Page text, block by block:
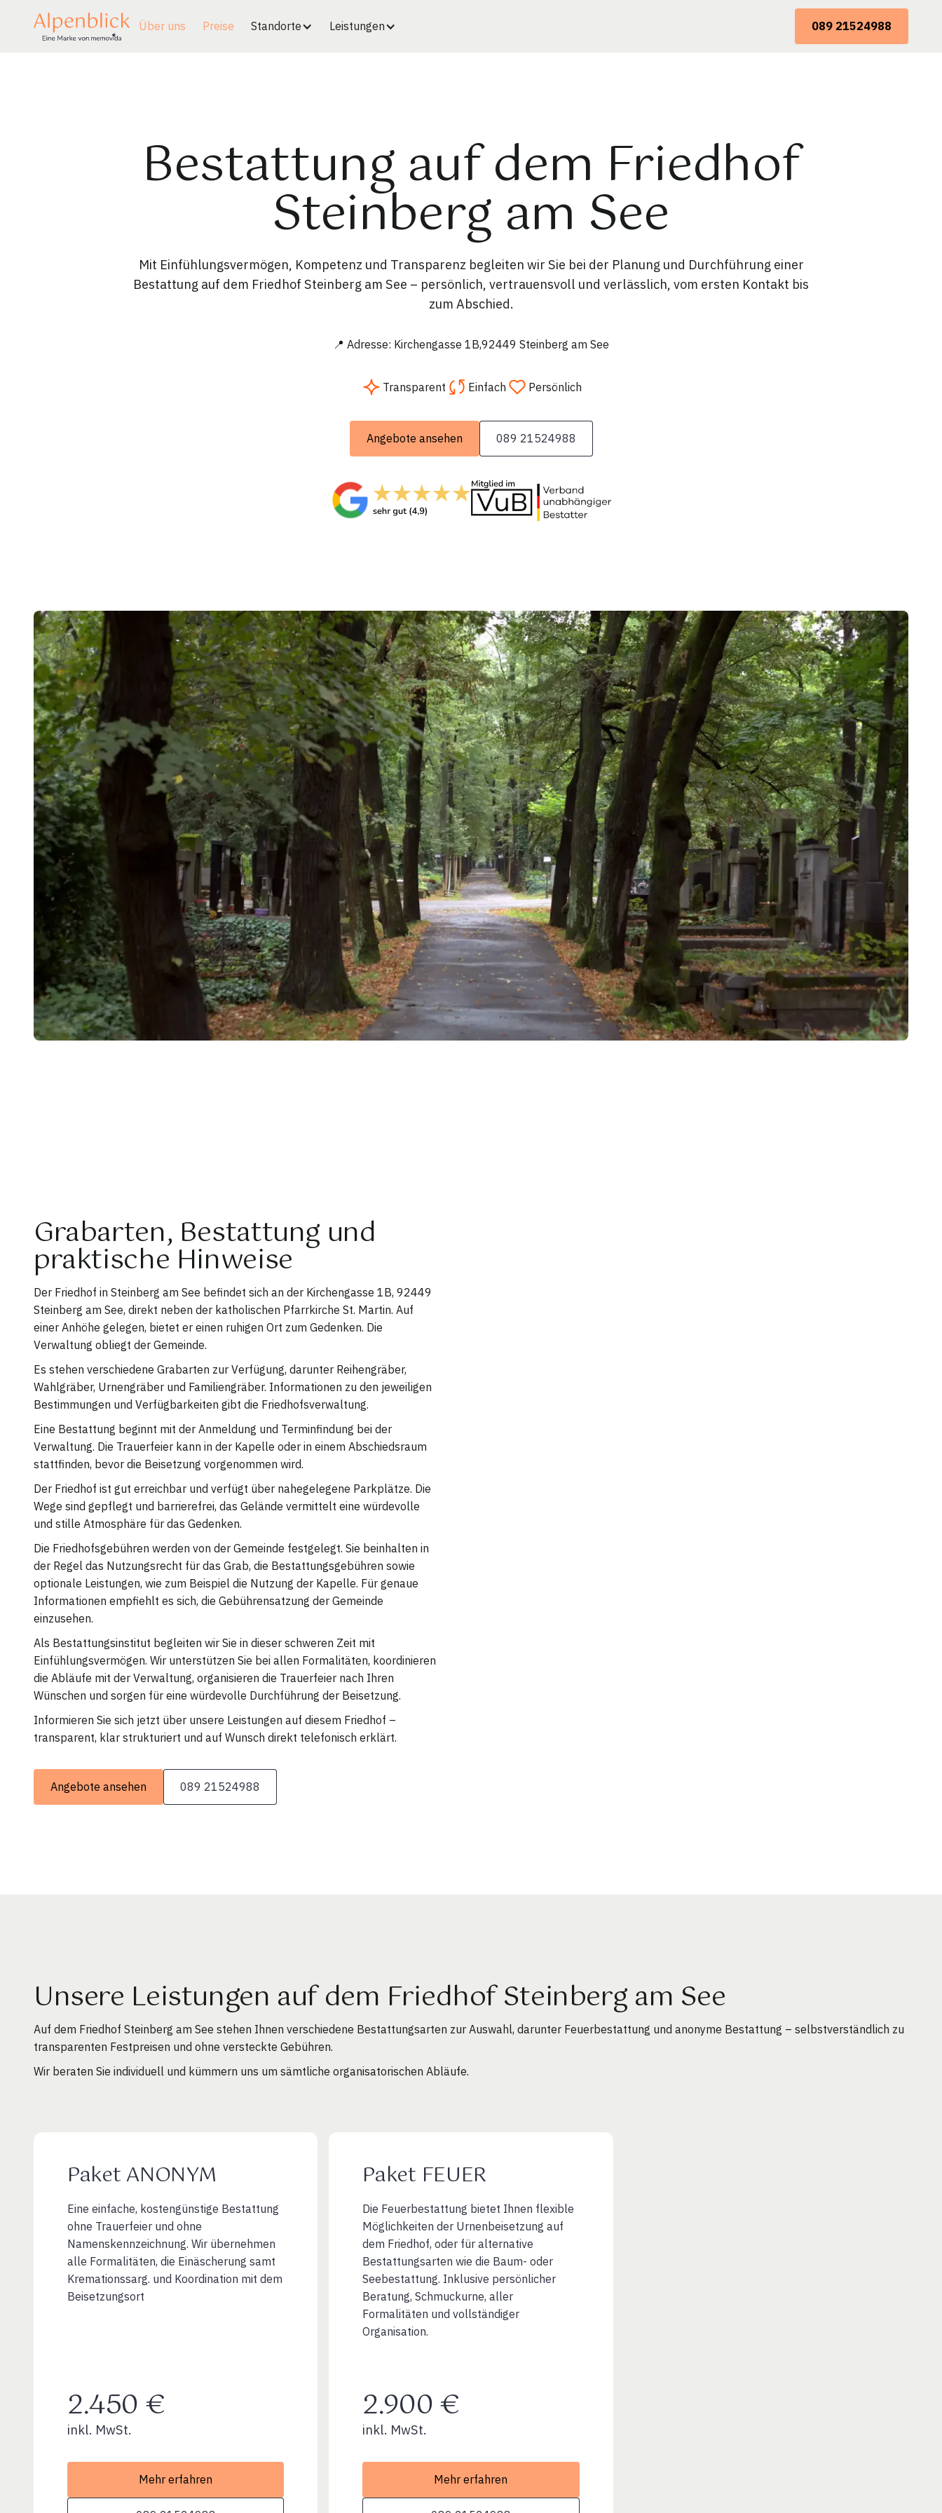
Über uns Preise Standorte Leistungen 089 21524988
Bestattung auf dem Friedhof
Steinberg am See
Mit Einfühlungsvermögen, Kompetenz und Transparenz begleiten wir Sie bei der Planung und Durchführung einer
Bestattung auf dem Friedhof Steinberg am See – persönlich, vertrauensvoll und verlässlich, vom ersten Kontakt bis
zum Abschied.
📍 Adresse: Kirchengasse 1B,92449 Steinberg am See
Transparent Einfach Persönlich
Angebote ansehen 089 21524988
Grabarten, Bestattung und
praktische Hinweise
Der Friedhof in Steinberg am See befindet sich an der Kirchengasse 1B, 92449
Steinberg am See, direkt neben der katholischen Pfarrkirche St. Martin. Auf
einer Anhöhe gelegen, bietet er einen ruhigen Ort zum Gedenken. Die
Verwaltung obliegt der Gemeinde.
Es stehen verschiedene Grabarten zur Verfügung, darunter Reihengräber,
Wahlgräber, Urnengräber und Familiengräber. Informationen zu den jeweiligen
Bestimmungen und Verfügbarkeiten gibt die Friedhofsverwaltung.
Eine Bestattung beginnt mit der Anmeldung und Terminfindung bei der
Verwaltung. Die Trauerfeier kann in der Kapelle oder in einem Abschiedsraum
stattfinden, bevor die Beisetzung vorgenommen wird.
Der Friedhof ist gut erreichbar und verfügt über nahegelegene Parkplätze. Die
Wege sind gepflegt und barrierefrei, das Gelände vermittelt eine würdevolle
und stille Atmosphäre für das Gedenken.
Die Friedhofsgebühren werden von der Gemeinde festgelegt. Sie beinhalten in
der Regel das Nutzungsrecht für das Grab, die Bestattungsgebühren sowie
optionale Leistungen, wie zum Beispiel die Nutzung der Kapelle. Für genaue
Informationen empfiehlt es sich, die Gebührensatzung der Gemeinde
einzusehen.
Als Bestattungsinstitut begleiten wir Sie in dieser schweren Zeit mit
Einfühlungsvermögen. Wir unterstützen Sie bei allen Formalitäten, koordinieren
die Abläufe mit der Verwaltung, organisieren die Trauerfeier nach Ihren
Wünschen und sorgen für eine würdevolle Durchführung der Beisetzung.
Informieren Sie sich jetzt über unsere Leistungen auf diesem Friedhof –
transparent, klar strukturiert und auf Wunsch direkt telefonisch erklärt.
Angebote ansehen 089 21524988
Unsere Leistungen auf dem Friedhof Steinberg am See
Auf dem Friedhof Steinberg am See stehen Ihnen verschiedene Bestattungsarten zur Auswahl, darunter Feuerbestattung und anonyme Bestattung – selbstverständlich zu
transparenten Festpreisen und ohne versteckte Gebühren.
Wir beraten Sie individuell und kümmern uns um sämtliche organisatorischen Abläufe.
Paket ANONYM
Eine einfache, kostengünstige Bestattung
ohne Trauerfeier und ohne
Namenskennzeichnung. Wir übernehmen
alle Formalitäten, die Einäscherung samt
Kremationssarg. und Koordination mit dem
Beisetzungsort
2.450 €
inkl. MwSt.
Mehr erfahren
Paket FEUER
Die Feuerbestattung bietet Ihnen flexible
Möglichkeiten der Urnenbeisetzung auf
dem Friedhof, oder für alternative
Bestattungsarten wie die Baum- oder
Seebestattung. Inklusive persönlicher
Beratung, Schmuckurne, aller
Formalitäten und vollständiger
Organisation.
2.900 €
inkl. MwSt.
Mehr erfahren